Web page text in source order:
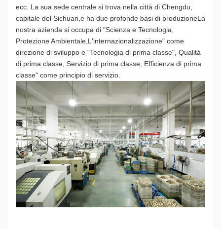
ecc. La sua sede centrale si trova nella città di Chengdu,
capitale del Sichuan,e ha due profonde basi di produzioneLa
nostra azienda si occupa di "Scienza e Tecnologia,
Protezione Ambientale,L'internazionalizzazione" come
direzione di sviluppo e "Tecnologia di prima classe", Qualità
di prima classe, Servizio di prima classe, Efficienza di prima
classe" come principio di servizio.